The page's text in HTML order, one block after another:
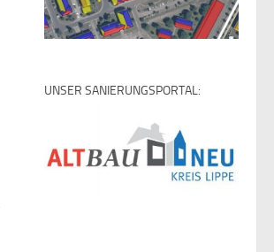
UNSER SANIERUNGSPORTAL: